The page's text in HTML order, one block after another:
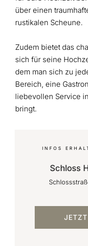
über einen
rustikalen Scheune.
Zudem bietet das
sich für seine
dem man sich zu
Bereich, eine
liebevollen Service
bringt.
INFOS
Schloss